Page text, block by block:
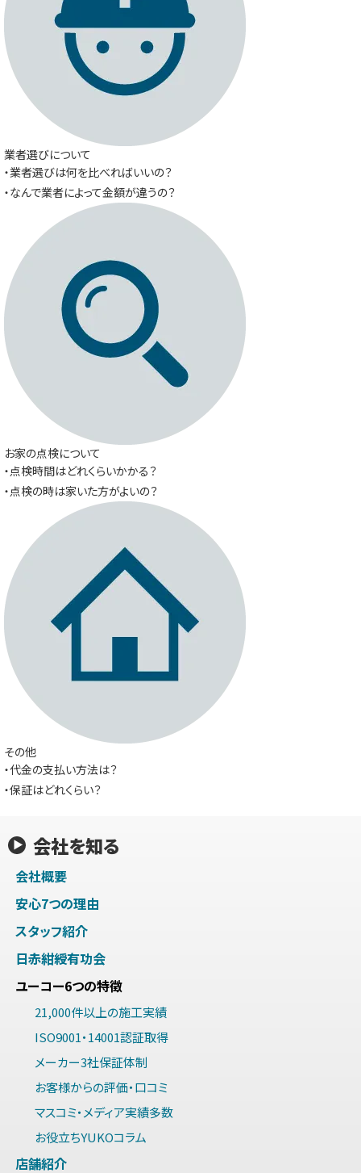
業者選びについて
・業者選びは何を比べればいいの？
・なんで業者によって金額が違うの？
お家の点検について
・点検時間はどれくらいかかる？
・点検の時は家いた方がよいの？
その他
・代金の支払い方法は？
・保証はどれくらい？
会社を知る
会社概要
安心7つの理由
スタッフ紹介
日赤紺綬有功会
ユーコー6つの特徴
21,000件以上の施工実績
ISO9001・14001認証取得
メーカー3社保証体制
お客様からの評価・口コミ
マスコミ・メディア実績多数
お役立ちYUKOコラム
店舗紹介